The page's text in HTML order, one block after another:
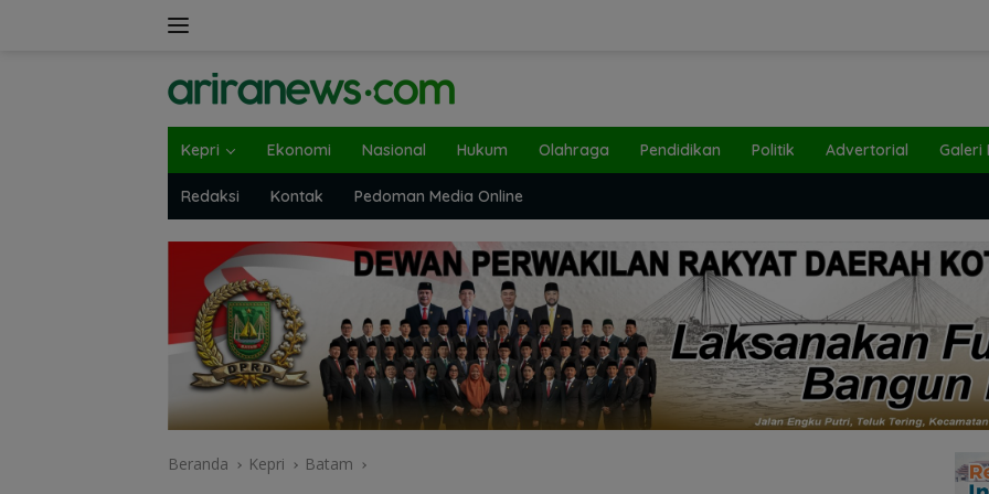
Kepri Ekonomi Nasional Hukum Olahraga Pendidikan Politik Advertorial Galeri
Redaksi Kontak Pedoman Media Online
Beranda Kepri Batam